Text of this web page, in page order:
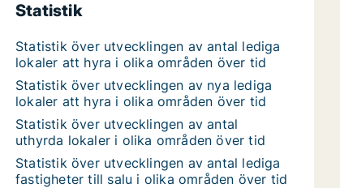
Statistik
Statistik över utvecklingen av antal lediga
lokaler att hyra i olika områden över tid
Statistik över utvecklingen av nya lediga
lokaler att hyra i olika områden över tid
Statistik över utvecklingen av antal
uthyrda lokaler i olika områden över tid
Statistik över utvecklingen av antal lediga
fastigheter till salu i olika områden över tid